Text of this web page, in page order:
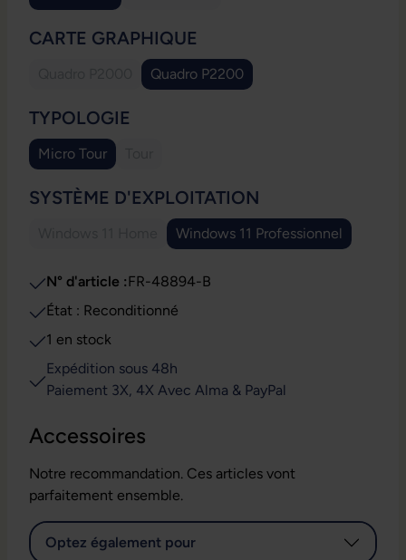
SÉLECTIONNEZ
CARTE GRAPHIQUE
(Cette option n'est pas disponible pour le moment.)
Quadro P2200
SÉLECTIONNEZ
TYPOLOGIE
Micro Tour
SÉLECTIONNEZ
SYSTÈME D'EXPLOITATION
(Cette option n'est pas disponible pour le moment.)
Windows 11 Professionnel
N° d'article :FR-48894-B
État : Reconditionné
1 en stock
Expédition sous 48h
Paiement 3X, 4X Avec Alma & PayPal
Accessoires
Notre recommandation. Ces articles vont
parfaitement ensemble.
Optez également pour